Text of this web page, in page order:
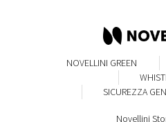
NOVELLINI GREEN
SICUREZZA
Novellini